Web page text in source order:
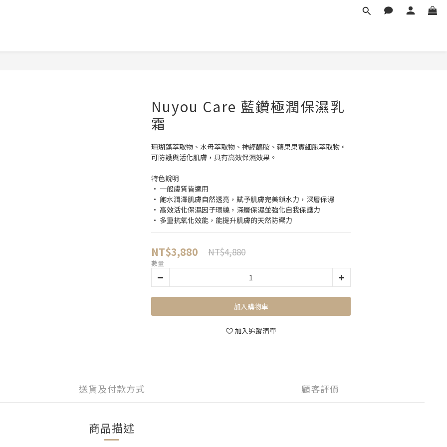
Nuyou Care 藍鑽極潤保濕乳
霜
珊瑚藻萃取物、水母萃取物、神經醯胺、蘋果果實細胞萃取物。
可防護與活化肌膚，具有高效保濕效果。
特色說明
• 一般膚質皆適用
• 飽水潤澤肌膚自然透亮，賦予肌膚完美鎖水力，深層保濕
• 高效活化保濕因子環繞，深層保濕並強化自我保護力
• 多重抗氧化效能，能提升肌膚的天然防禦力
NT$3,880 NT$4,880
數量
加入購物車
加入追蹤清單
送貨及付款方式 顧客評價
商品描述